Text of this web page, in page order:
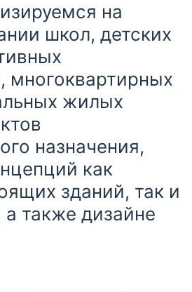
на
школ, детских
многоквартирных
жилых
назначения,
как
зданий, так и
а также дизайне